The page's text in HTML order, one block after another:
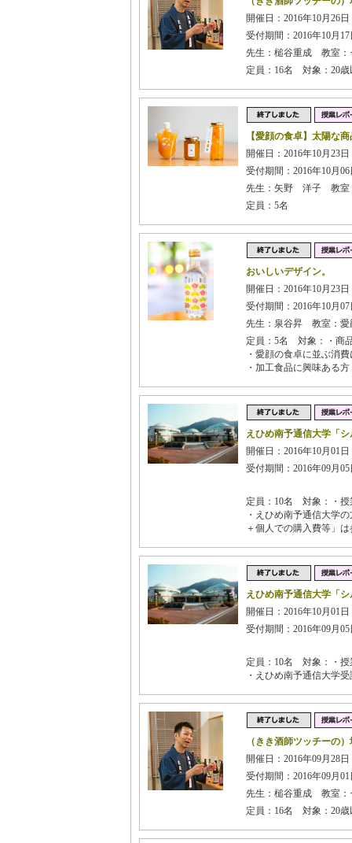
開催日：2016年10月26
受付期間：2016年10月
先生：槌谷重成 教室：
定員：16名 対象：20歳
【愛顔の食卓】太陽な
開催日：2016年10月23
受付期間：2016年10月
先生：矢野 洋子 教室
定員：5名
おいしいデザイン。
開催日：2016年10月23
受付期間：2016年10月
先生：泉谷昇 教室：愛
定員：5名 対象：・商
・愛顔の食卓に並ぶ消
・加工食品に興味ある方
えひめ南予通信大学「
開催日：2016年10月01
受付期間：2016年09月
定員：10名 対象：・授
・えひめ南予通信大学
＋個人での購入費等」
えひめ南予通信大学「
開催日：2016年10月01
受付期間：2016年09月
定員：10名 対象：・授
・えひめ南予通信大学
（きき酒師ツッチーの
開催日：2016年09月28
受付期間：2016年09月
先生：槌谷重成 教室：
定員：16名 対象：20歳